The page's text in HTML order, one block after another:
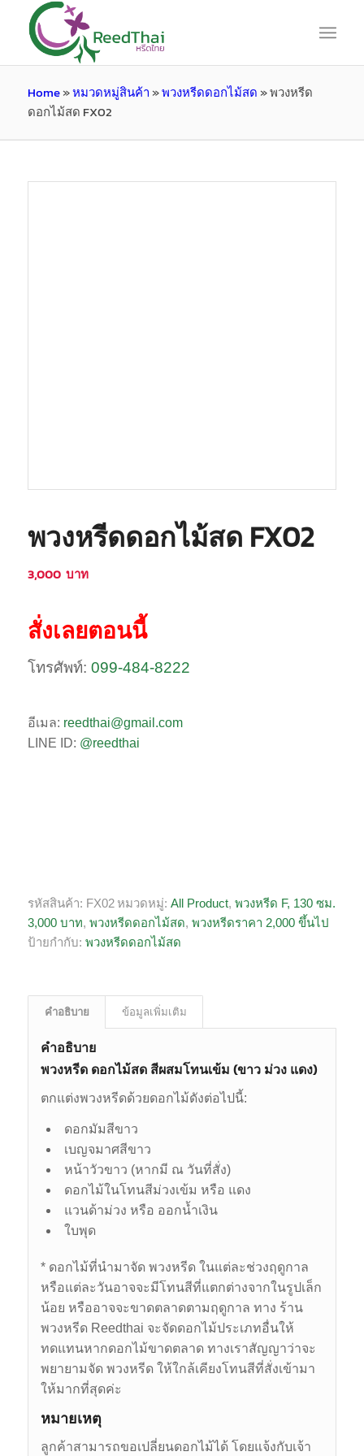
Home»หมวดหมู่สินค้า»พวงหรีดดอกไม้สด»พวงหรีด
ดอกไม้สด FX02
พวงหรีดดอกไม้สด FX02
3,000 บาท
สั่งเลยตอนนี้
โทรศัพท์: 099-484-8222
อีเมล: reedthai@gmail.com
LINE ID: @reedthai
รหัสสินค้า: FX02 หมวดหมู่: All Product, พวงหรีด F, 130 ซม.
3,000 บาท, พวงหรีดดอกไม้สด, พวงหรีดราคา 2,000 ขึ้นไป
ป้ายกำกับ: พวงหรีดดอกไม้สด
คำอธิบาย ข้อมูลเพิ่มเติม
คำอธิบาย
พวงหรีด ดอกไม้สด สีผสมโทนเข้ม (ขาว ม่วง แดง)
ตกแต่งพวงหรีดด้วยดอกไม้ดังต่อไปนี้:
ดอกมัมสีขาว
เบญจมาศสีขาว
หน้าวัวขาว (หากมี ณ วันที่สั่ง)
ดอกไม้ในโทนสีม่วงเข้ม หรือ แดง
แวนด้าม่วง หรือ ออกน้ำเงิน
ใบพุด
* ดอกไม้ที่นำมาจัด พวงหรีด ในแต่ละช่วงฤดูกาล
หรือแต่ละวันอาจจะมีโทนสีที่แตกต่างจากในรูปเล็ก
น้อย หรืออาจจะขาดตลาดตามฤดูกาล ทาง ร้าน
พวงหรีด Reedthai จะจัดดอกไม้ประเภทอื่นให้
ทดแทนหากดอกไม้ขาดตลาด ทางเราสัญญาว่าจะ
พยายามจัด พวงหรีด ให้ใกล้เคียงโทนสีที่สั่งเข้ามา
ให้มากที่สุดค่ะ
หมายเหตุ
ลูกค้าสามารถขอเปลี่ยนดอกไม้ได้ โดยแจ้งกับเจ้า